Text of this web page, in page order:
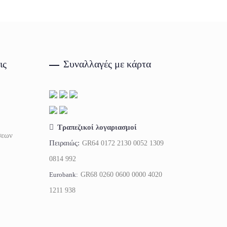
Συναλλαγές με κάρτα
Τραπεζικοί λογαριασμοί
Πειραιώς: GR64 0172 2130 0052 1309
0814 992
Eurobank: GR68 0260 0600 0000 4020
1211 938